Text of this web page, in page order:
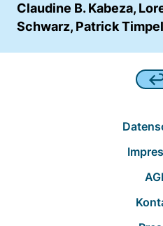
Claudine B. Kabeza,
Schwarz, Patrick Timpel
Anbieter:
Frontend Benutzer
Wir werten das